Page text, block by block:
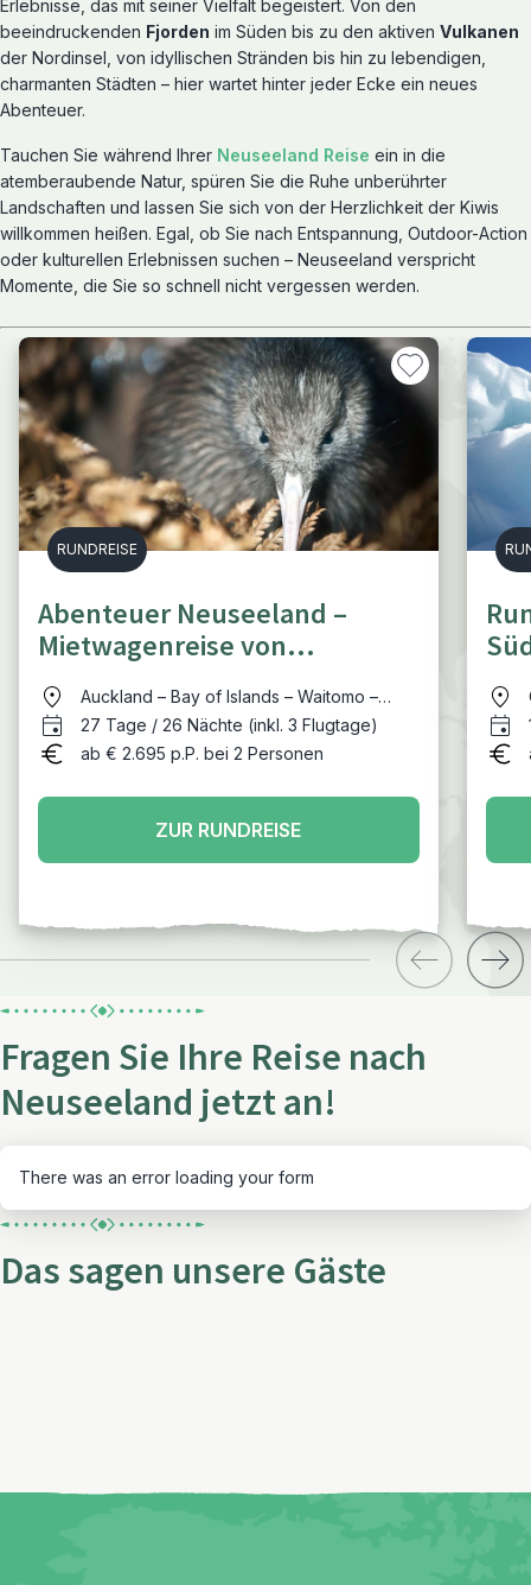
Erlebnisse, das mit seiner Vielfalt begeistert. Von den
beeindruckenden Fjorden im Süden bis zu den aktiven Vulkanen
der Nordinsel, von idyllischen Stränden bis hin zu lebendigen,
charmanten Städten – hier wartet hinter jeder Ecke ein neues
Abenteuer.
Tauchen Sie während Ihrer Neuseeland Reise ein in die
atemberaubende Natur, spüren Sie die Ruhe unberührter
Landschaften und lassen Sie sich von der Herzlichkeit der Kiwis
willkommen heißen. Egal, ob Sie nach Entspannung, Outdoor-Action
oder kulturellen Erlebnissen suchen – Neuseeland verspricht
Momente, die Sie so schnell nicht vergessen werden.
RUNDREISE
Abenteuer Neuseeland –
Mietwagenreise von
Palmenstränden zu
Gletscherseen
Auckland – Bay of Islands – Waitomo –
Matamata - Rotorua – Tongariro NP –
Wellington – Picton – Abel Tasman NP –
Te Anau – Milford Sound – Catlins –
Dunedin – Akaroa - Christchurch
27 Tage / 26 Nächte (inkl. 3 Flugtage)
ab € 2.695 p.P. bei 2 Personen
ZUR RUNDREISE
Fragen Sie Ihre Reise nach
Neuseeland jetzt an!
There was an error loading your form
Das sagen unsere Gäste